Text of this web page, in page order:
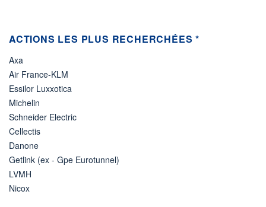
ACTIONS LES PLUS RECHERCHÉES *
Axa
Air France-KLM
Essilor Luxxotica
Michelin
Schneider Electric
Cellectis
Danone
Getlink (ex - Gpe Eurotunnel)
LVMH
Nicox